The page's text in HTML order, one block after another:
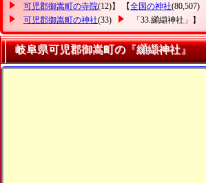
可児郡御嵩町の寺院(12)】 【全国の神社(80,507)
可児郡御嵩町の神社(33) 「33.纐纈神社」 】
岐阜県可児郡御嵩町の『纐纈神社』